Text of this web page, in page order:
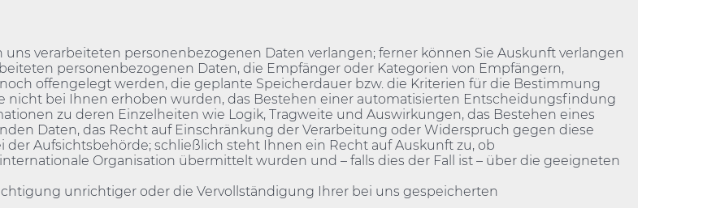
uns verarbeiteten personenbezogenen Daten verlangen; ferner können Sie Auskunft verlangen
personenbezogenen Daten, die Empfänger oder Kategorien von Empfängern,
offengelegt werden, die geplante Speicherdauer bzw. die Kriterien für die Bestimmung
nicht bei Ihnen erhoben wurden, das Bestehen einer automatisierten Entscheidungsfindung
zu deren Einzelheiten wie Logik, Tragweite und Auswirkungen, das Bestehen eines
Daten, das Recht auf Einschränkung der Verarbeitung oder Widerspruch gegen diese
Aufsichtsbehörde; schließlich steht Ihnen ein Recht auf Auskunft zu, ob
Organisation übermittelt wurden und – falls dies der Fall ist – über die geeigneten
unrichtiger oder die Vervollständigung Ihrer bei uns gespeicherten